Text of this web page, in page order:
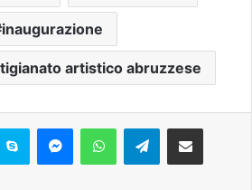
inaugurazione
artistico abruzzese
Telegram